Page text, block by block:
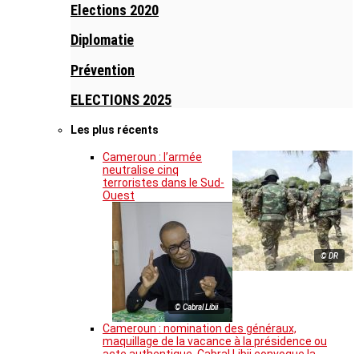
Elections 2020
Diplomatie
Prévention
ELECTIONS 2025
Les plus récents
© DR
Cameroun : l’armée
neutralise cinq
terroristes dans le Sud-
Ouest
© Cabral Libii
Cameroun : nomination des généraux,
maquillage de la vacance à la présidence ou